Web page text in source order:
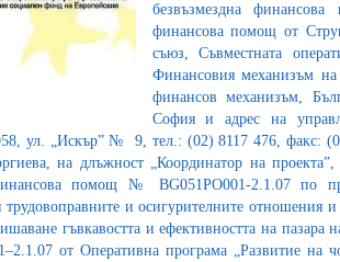
безвъзмездна
финансова помощ от
съюз, Съвместната
Финансовия механизъм на
финансов механизъм,
София и адрес на
ул. „Искър” № 9, тел.: (02) 8117 476, факс:
на длъжност „Координатор на
помощ № BG051PO001-2.1.07 по
и осигурителните отношения
гъвкавостта и ефективността на пазара
от Оперативна програма „Развитие на